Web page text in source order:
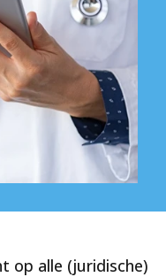
op alle (juridische)